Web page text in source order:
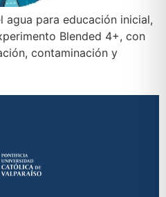
para educación inicial,
Blended 4+, con
contaminación y